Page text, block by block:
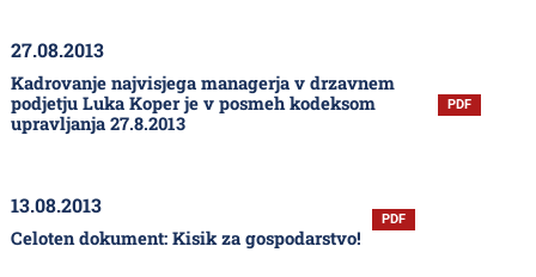
27.08.2013
Kadrovanje najvisjega managerja v drzavnem
podjetju Luka Koper je v posmeh kodeksom
upravljanja 27.8.2013
PDF
13.08.2013
Celoten dokument: Kisik za gospodarstvo!
PDF